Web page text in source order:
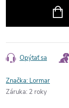
Opýtať sa
Značka: Lormar
Záruka: 2 roky